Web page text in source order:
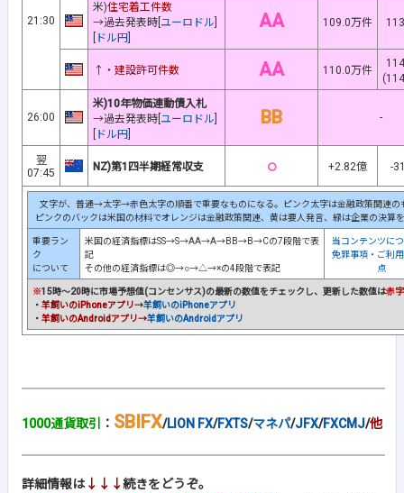
21:30
米)住宅着工件数
→過去発表時[ ユーロドル
ドル円
AA 109.0万件
↑・ 建設許可件数 AA 110.0万件
26:00
米)10年物価連動債入札
→過去発表時[ ユーロドル
ドル円
BB -
翌
07:45
NZ)第1四半期経常収支 ○ +2.82億 -
文字が、普通→太字→赤色太字の順番で重要なものになる。ピンク太字は金融政策関連の
ピンクのバックは米国の材料でオレンジは金融政策関連、黄は要人発言、緑は企業の決算
重要ラン
ク
について
米国の経済指標はSS→S→AA→A→BB→B→Cの7段階で表
記
その他の経済指標は◎→○→△→×の4段階で表記
当コンテンツに
免罪事項・ご利
点
※15時～20時に市場予想値(コンセンサス)の最新の数値をチェックし、更新した数値は赤字
・ 羊飼いのiPhoneアプリ→羊飼いのiPhoneアプリ
・ 羊飼いのAndroidアプリ→羊飼いのAndroidアプリ
1000通貨取引 ： SBIFX/LION FX/FXTS/マネパ/JFX/FXCMJ/他
詳細情報は↓↓↓続きをどうぞ。